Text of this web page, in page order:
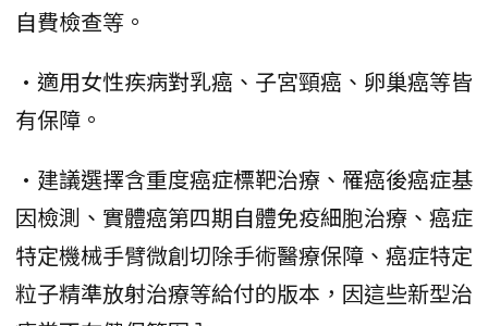
自費檢查等。
•適用女性疾病對乳癌、子宮頸癌、卵巢癌等皆
有保障。
•建議選擇含重度癌症標靶治療、罹癌後癌症基
因檢測、實體癌第四期自體免疫細胞治療、癌症
特定機械手臂微創切除手術醫療保障、癌症特定
粒子精準放射治療等給付的版本，因這些新型治